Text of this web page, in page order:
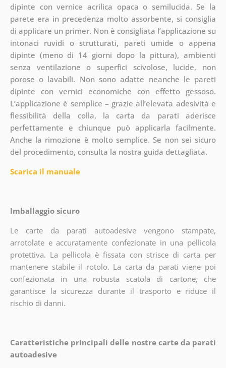
dipinte con vernice acrilica opaca o semilucida. Se la
parete era in precedenza molto assorbente, si consiglia
di applicare un primer. Non è consigliata l’applicazione su
intonaci ruvidi o strutturati, pareti umide o appena
dipinte (meno di 14 giorni dopo la pittura), ambienti
senza ventilazione o superfici scivolose, lucide, non
porose o lavabili. Non sono adatte neanche le pareti
dipinte con vernici economiche con effetto gessoso.
L’applicazione è semplice – grazie all’elevata adesività e
flessibilità della colla, la carta da parati aderisce
perfettamente e chiunque può applicarla facilmente.
Anche la rimozione è molto semplice. Se non sei sicuro
del procedimento, consulta la nostra guida dettagliata.
Scarica il manuale
Imballaggio sicuro
Le carte da parati autoadesive vengono stampate,
arrotolate e accuratamente confezionate in una pellicola
protettiva. La pellicola è fissata con strisce di carta per
mantenere stabile il rotolo. La carta da parati viene poi
confezionata in una robusta scatola di cartone, che
garantisce la sicurezza durante il trasporto e riduce il
rischio di danni.
Caratteristiche principali delle nostre carte da parati
autoadesive